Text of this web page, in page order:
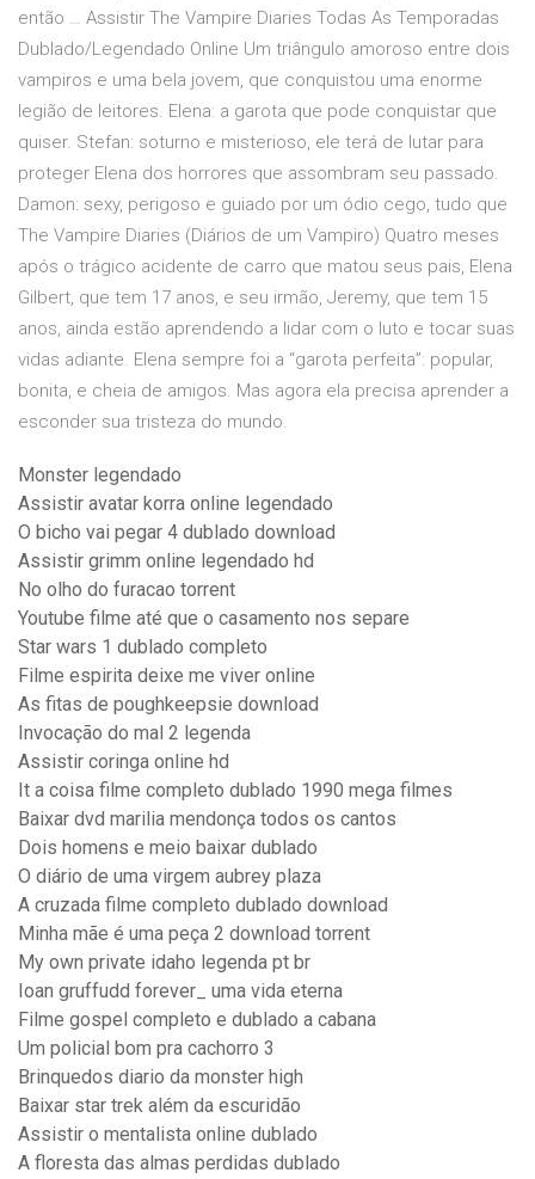
então … Assistir The Vampire Diaries Todas As Temporadas
Dublado/Legendado Online Um triângulo amoroso entre dois
vampiros e uma bela jovem, que conquistou uma enorme
legião de leitores. Elena: a garota que pode conquistar que
quiser. Stefan: soturno e misterioso, ele terá de lutar para
proteger Elena dos horrores que assombram seu passado.
Damon: sexy, perigoso e guiado por um ódio cego, tudo que
The Vampire Diaries (Diários de um Vampiro) Quatro meses
após o trágico acidente de carro que matou seus pais, Elena
Gilbert, que tem 17 anos, e seu irmão, Jeremy, que tem 15
anos, ainda estão aprendendo a lidar com o luto e tocar suas
vidas adiante. Elena sempre foi a “garota perfeita”: popular,
bonita, e cheia de amigos. Mas agora ela precisa aprender a
esconder sua tristeza do mundo.
Monster legendado
Assistir avatar korra online legendado
O bicho vai pegar 4 dublado download
Assistir grimm online legendado hd
No olho do furacao torrent
Youtube filme até que o casamento nos separe
Star wars 1 dublado completo
Filme espirita deixe me viver online
As fitas de poughkeepsie download
Invocação do mal 2 legenda
Assistir coringa online hd
It a coisa filme completo dublado 1990 mega filmes
Baixar dvd marilia mendonça todos os cantos
Dois homens e meio baixar dublado
O diário de uma virgem aubrey plaza
A cruzada filme completo dublado download
Minha mãe é uma peça 2 download torrent
My own private idaho legenda pt br
Ioan gruffudd forever_ uma vida eterna
Filme gospel completo e dublado a cabana
Um policial bom pra cachorro 3
Brinquedos diario da monster high
Baixar star trek além da escuridão
Assistir o mentalista online dublado
A floresta das almas perdidas dublado